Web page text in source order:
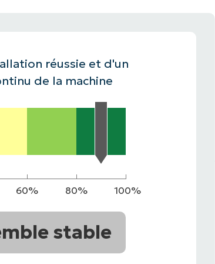
réussie et d'un
de la machine
60% 80% 100%
stable